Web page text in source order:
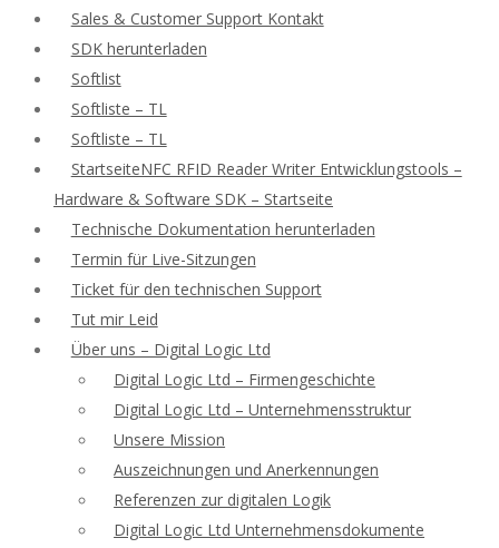
Sales & Customer Support Kontakt
SDK herunterladen
Softlist
Softliste – TL
Softliste – TL
StartseiteNFC RFID Reader Writer Entwicklungstools –
Hardware & Software SDK – Startseite
Technische Dokumentation herunterladen
Termin für Live-Sitzungen
Ticket für den technischen Support
Tut mir Leid
Über uns – Digital Logic Ltd
Digital Logic Ltd – Firmengeschichte
Digital Logic Ltd – Unternehmensstruktur
Unsere Mission
Auszeichnungen und Anerkennungen
Referenzen zur digitalen Logik
Digital Logic Ltd Unternehmensdokumente